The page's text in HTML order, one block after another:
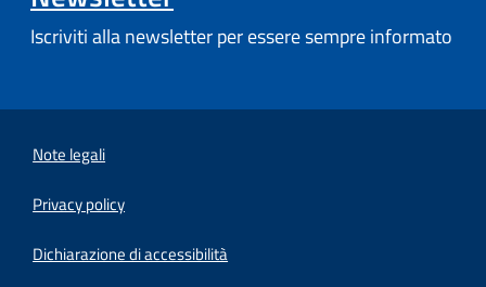
Iscriviti alla newsletter per essere sempre informato
Note legali
Privacy policy
Dichiarazione di accessibilità